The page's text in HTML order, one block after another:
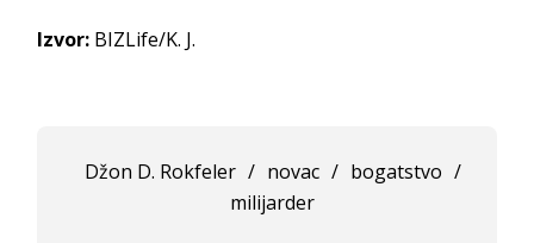
Izvor: BIZLife/K. J.
Džon D. Rokfeler / novac / bogatstvo /
milijarder